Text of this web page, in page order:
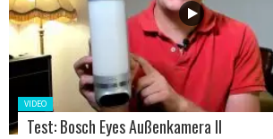
Gepostet
in:
VIDEO
Test: Bosch Eyes Außenkamera II